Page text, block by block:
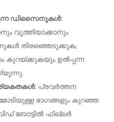
ഡിസൈനുകൾ:
വൃത്തിയാക്കാനും
തിരഞ്ഞെടുക്കുക,
കുറയ്ക്കുകയും ഉൽപ്പന്ന
പ്രവർത്തന
ഭാഗങ്ങളും കുറഞ്ഞ
ബോട്ടിൽ ഫില്ലർ